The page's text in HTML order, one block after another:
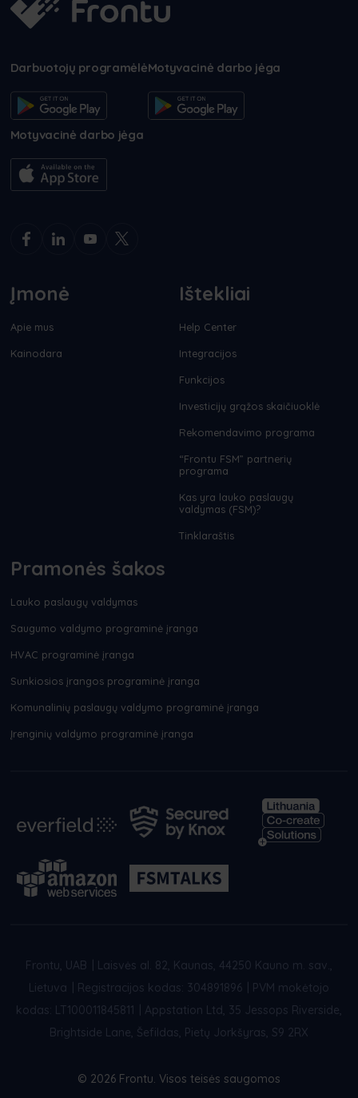
Darbuotojų programėlėMotyvacinė darbo jėga
Motyvacinė darbo jėga
Įmonė
Apie mus
Kainodara
Ištekliai
Help Center
Integracijos
Funkcijos
Investicijų grąžos skaičiuoklė
Rekomendavimo programa
“Frontu FSM” partnerių
programa
Kas yra lauko paslaugų
valdymas (FSM)?
Tinklaraštis
Pramonės šakos
Lauko paslaugų valdymas
Saugumo valdymo programinė įranga
HVAC programinė įranga
Sunkiosios įrangos programinė įranga
Komunalinių paslaugų valdymo programinė įranga
Įrenginių valdymo programinė įranga
Frontu, UAB
Laisvės al. 82, Kaunas, 44250 Kauno m. sav.,
Lietuva
Registracijos kodas: 304891896
PVM mokėtojo
kodas: LT100011845811
Appstation Ltd, 35 Jessops Riverside,
Brightside Lane, Šefildas, Pietų Jorkšyras, S9 2RX
© 2026 Frontu. Visos teisės saugomos